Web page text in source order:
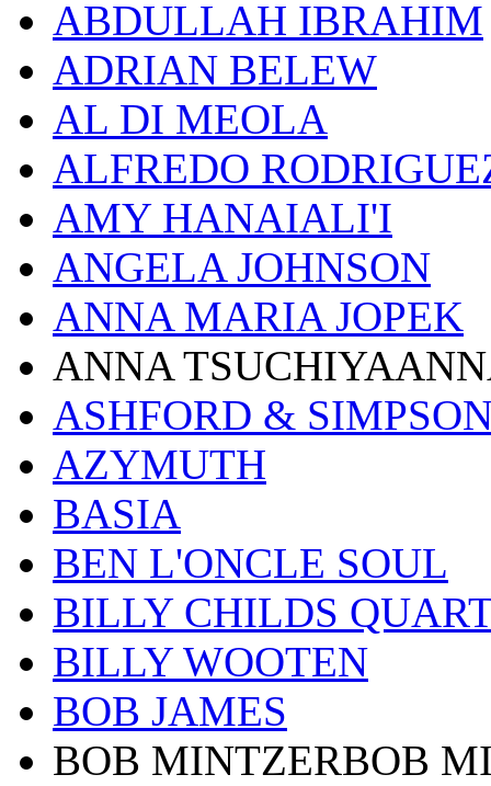
ABDULLAH IBRAHIM
ADRIAN BELEW
AL DI MEOLA
ALFREDO
AMY HANAIALI'I
ANGELA JOHNSON
ANNA MARIA JOPEK
ANNA
ASHFORD &
AZYMUTH
BASIA
BEN L'ONCLE SOUL
BILLY CHILDS
BILLY WOOTEN
BOB JAMES
BOB MINTZERBOB